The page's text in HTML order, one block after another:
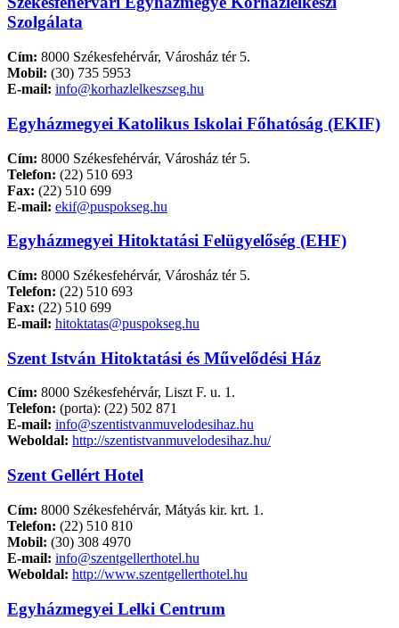
Szolgálata
Cím: 8000 Székesfehérvár, Városház tér 5.
Mobil: (30) 735 5953
E-mail: info@korhazlelkeszseg.hu
Egyházmegyei Katolikus Iskolai Főhatóság (EKIF)
Cím: 8000 Székesfehérvár, Városház tér 5.
Telefon: (22) 510 693
Fax: (22) 510 699
E-mail: ekif@puspokseg.hu
Egyházmegyei Hitoktatási Felügyelőség (EHF)
Cím: 8000 Székesfehérvár, Városház tér 5.
Telefon: (22) 510 693
Fax: (22) 510 699
E-mail: hitoktatas@puspokseg.hu
Szent István Hitoktatási és Művelődési Ház
Cím: 8000 Székesfehérvár, Liszt F. u. 1.
Telefon: (porta): (22) 502 871
E-mail: info@szentistvanmuvelodesihaz.hu
Weboldal: http://szentistvanmuvelodesihaz.hu/
Szent Gellért Hotel
Cím: 8000 Székesfehérvár, Mátyás kir. krt. 1.
Telefon: (22) 510 810
Mobil: (30) 308 4970
E-mail: info@szentgellerthotel.hu
Weboldal: http://www.szentgellerthotel.hu
Egyházmegyei Lelki Centrum